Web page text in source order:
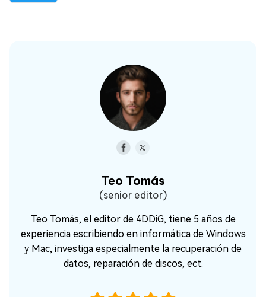
Teo Tomás
(senior editor)
Teo Tomás, el editor de 4DDiG, tiene 5 años de
experiencia escribiendo en informática de Windows
y Mac, investiga especialmente la recuperación de
datos, reparación de discos, ect.